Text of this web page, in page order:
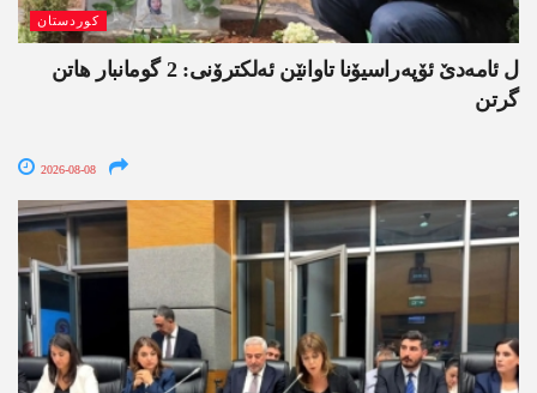
کوردستان
ل ئامەدێ ئۆپەراسیۆنا تاوانێن ئەلکترۆنی: 2 گومانبار ھاتن
گرتن
2026-08-08